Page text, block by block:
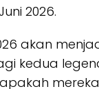
2026.
akan
kedua